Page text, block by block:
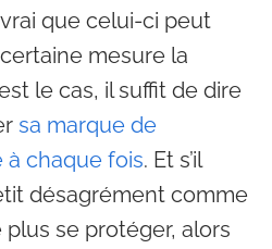
que celui-ci peut
mesure la
le cas, il suffit de dire
sa marque de
chaque fois. Et s’il
désagrément comme
se protéger, alors